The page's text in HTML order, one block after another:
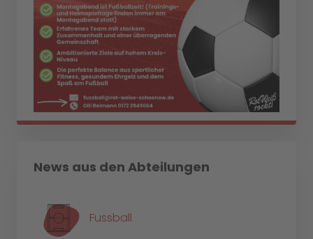
News aus den Abteilungen
Fussball